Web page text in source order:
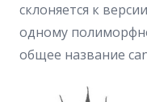
склоняется к
одному
общее название